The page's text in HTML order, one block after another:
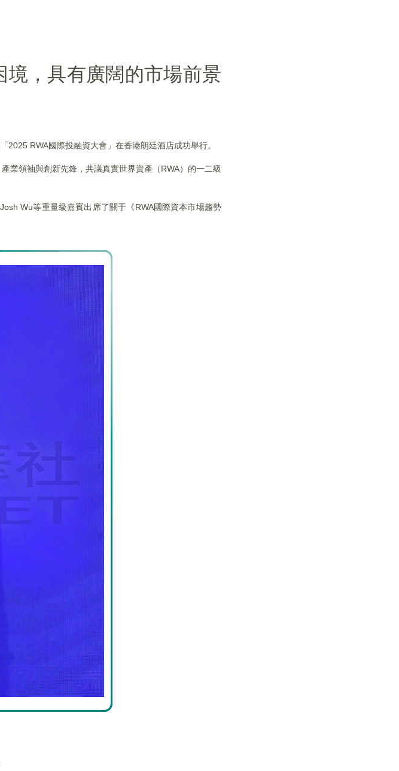
境，具有廣闊的市場前景
RWA國際投融資大會」在香港朗廷酒店成功舉行。
業領袖與創新先鋒，共議真實世界資產（RWA）的一二級
Wu等重量級嘉賓出席了關于《RWA國際資本市場趨勢